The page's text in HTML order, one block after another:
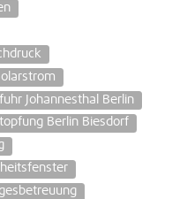
Johannesthal Berlin
Berlin Biesdorf